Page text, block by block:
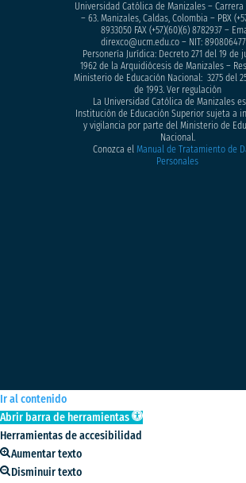
Universidad Católica de Manizales – Carrera
– 63. Manizales, Caldas, Colombia – PBX
8933050FAX (+57)(60)(6) 8782937 –
direxco@ucm.edu.co – NIT:
Personería Jurídica: Decreto 271 del 19 de
1962 de la Arquidiócesis de Manizales –
Ministerio de Educación Nacional: 3275 del
de 1993. Ver regulación
La Universidad Católica de Manizales
Institución de Educación Superior sujeta a
y vigilancia por parte del Ministerio de
Nacional.
Conozca elManual de Tratamiento de
Personales
Ir al contenido
Abrir barra de herramientas
Herramientas de accesibilidad
Aumentar texto
Disminuir texto